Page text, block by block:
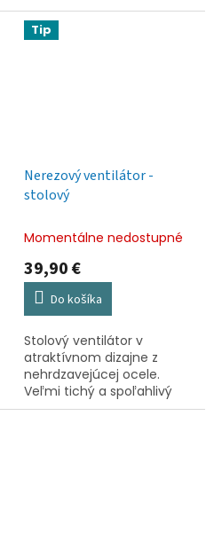
Vrtuľa chránená mriežkou
proti možným poraneniam.
Priemer vrtule...
Tip
Nerezový ventilátor -
stolový
Momentálne nedostupné
39,90 €
Do košíka
Stolový ventilátor v
atraktívnom dizajne z
nehrdzavejúcej ocele.
Veľmi tichý a spoľahlivý
chod. 3 rýchlosti motora.